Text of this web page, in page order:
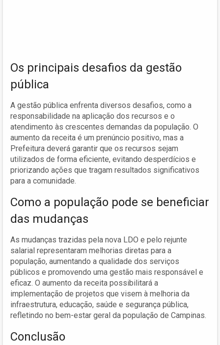
Os principais desafios da gestão
pública
A gestão pública enfrenta diversos desafios, como a
responsabilidade na aplicação dos recursos e o
atendimento às crescentes demandas da população. O
aumento da receita é um prenúncio positivo, mas a
Prefeitura deverá garantir que os recursos sejam
utilizados de forma eficiente, evitando desperdícios e
priorizando ações que tragam resultados significativos
para a comunidade.
Como a população pode se beneficiar
das mudanças
As mudanças trazidas pela nova LDO e pelo rejunte
salarial representaram melhorias diretas para a
população, aumentando a qualidade dos serviços
públicos e promovendo uma gestão mais responsável e
eficaz. O aumento da receita possibilitará a
implementação de projetos que visem à melhoria da
infraestrutura, educação, saúde e segurança pública,
refletindo no bem-estar geral da população de Campinas.
Conclusão